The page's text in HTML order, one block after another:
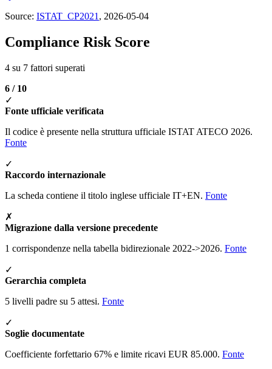
Source: ISTAT_CP2021 , 2026-05-04
Compliance Risk Score
4 su 7 fattori superati
6 / 10
✓
Fonte ufficiale verificata
Il codice è presente nella struttura ufficiale ISTAT ATECO 2026.
Fonte
✓
Raccordo internazionale
La scheda contiene il titolo inglese ufficiale IT+EN. Fonte
✗
Migrazione dalla versione precedente
1 corrispondenze nella tabella bidirezionale 2022->2026. Fonte
✓
Gerarchia completa
5 livelli padre su 5 attesi. Fonte
✓
Soglie documentate
Coefficiente forfettario 67% e limite ricavi EUR 85.000. Fonte